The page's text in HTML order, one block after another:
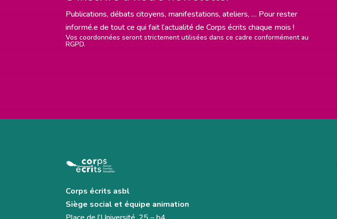
Publications, débats citoyens, manifestations, ateliers, … Pour rester
informé.e de tout ce qui fait l’actualité de Corps écrits chaque mois !
Vos coordonnées seront strictement utilisées dans ce cadre conformément au
RGPD.
Corps écrits asbl
Siège social et équipe animation